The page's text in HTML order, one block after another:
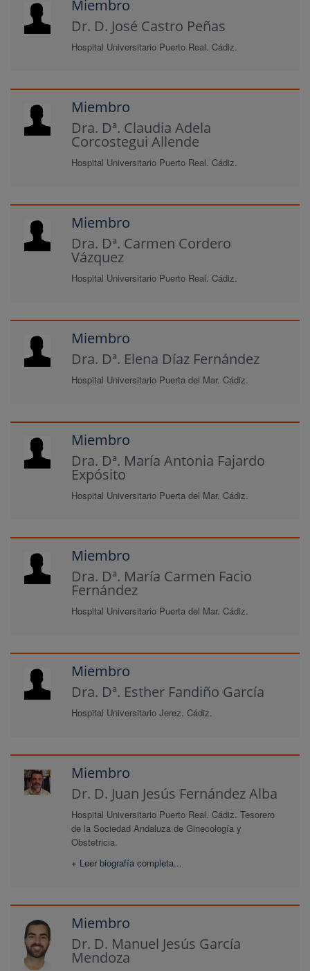
Miembro
Dr. D. José Castro Peñas
Hospital Universitario Puerto Real. Cádiz.
Miembro
Dra. Dª. Claudia Adela
Corcostegui Allende
Hospital Universitario Puerto Real. Cádiz.
Miembro
Dra. Dª. Carmen Cordero
Vázquez
Hospital Universitario Puerto Real. Cádiz.
Miembro
Dra. Dª. Elena Díaz Fernández
Hospital Universitario Puerta del Mar. Cádiz.
Miembro
Dra. Dª. María Antonia Fajardo
Expósito
Hospital Universitario Puerta del Mar. Cádiz.
Miembro
Dra. Dª. María Carmen Facio
Fernández
Hospital Universitario Puerta del Mar. Cádiz.
Miembro
Dra. Dª. Esther Fandiño García
Hospital Universitario Jerez. Cádiz.
Miembro
Dr. D. Juan Jesús Fernández Alba
Hospital Universitario Puerto Real. Cádiz. Tesorero
de la Sociedad Andaluza de Ginecología y
Obstetricia.
+ Leer biografía completa...
Miembro
Dr. D. Manuel Jesús García
Mendoza